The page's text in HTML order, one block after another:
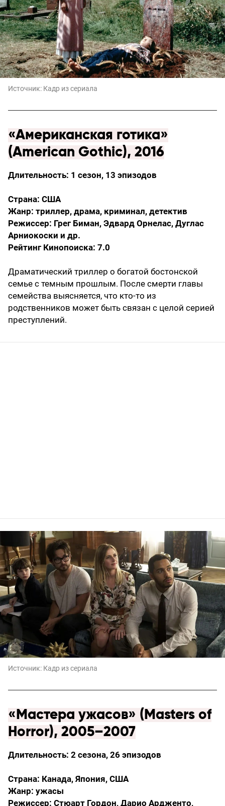
Источник: Кадр из сериала
«Американская готика»
(American Gothic), 2016
Длительность: 1 сезон, 13 эпизодов
Страна: США
Жанр: триллер, драма, криминал, детектив
Режиссер: Грег Биман, Эдвард Орнелас, Дуглас
Арниокоски и др.
Рейтинг Кинопоиска: 7.0
Драматический триллер о богатой бостонской
семье с темным прошлым. После смерти главы
семейства выясняется, что кто-то из
родственников может быть связан с целой серией
преступлений.
Источник: Кадр из сериала
«Мастера ужасов» (Masters of
Horror), 2005–2007
Длительность: 2 сезона, 26 эпизодов
Страна: Канада, Япония, США
Жанр: ужасы
Режиссер: Стюарт Гордон, Дарио Ардженто,